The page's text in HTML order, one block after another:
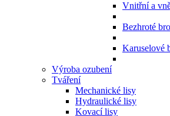
Vnitřní a
Bezhroté
Karuselové
Výroba ozubení
Tváření
Mechanické lisy
Hydraulické lisy
Kovací lisy